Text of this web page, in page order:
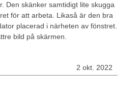
Den skänker samtidigt lite skugga
för att arbeta. Likaså är den bra
placerad i närheten av fönstret.
bild på skärmen.
2 okt. 2022